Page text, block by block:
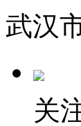
武汉
关